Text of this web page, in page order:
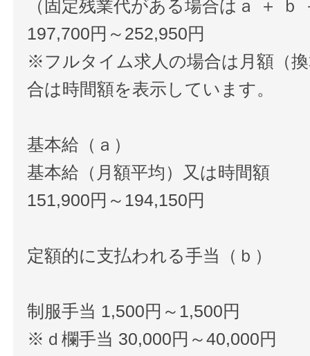
（固定残業代がある場合はａ ＋ ｂ
197,700円～252,950円
※フルタイム求人の場合は月額（
合は時間額を表示しています。
基本給（ａ）
基本給（月額平均）又は時間額
151,900円～194,150円
定額的に支払われる手当（ｂ）
制服手当 1,500円～1,500円
※ｄ欄手当 30,000円～40,000円